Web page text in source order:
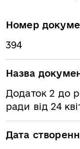
Номер
394
Назва
Додаток 2 до
ради від 24
Дата